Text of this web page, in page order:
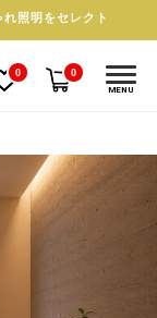
照明をセレクト
0 0
MENU